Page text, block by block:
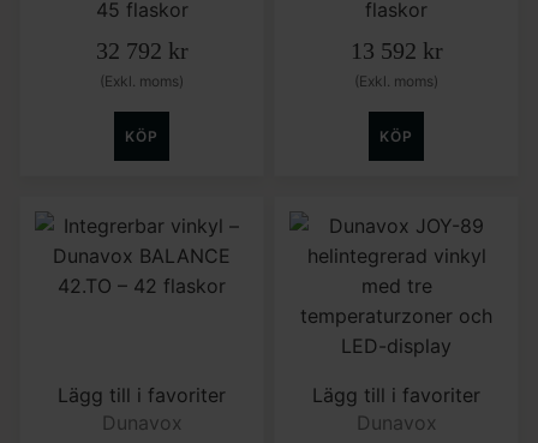
45 flaskor
32 792 kr
(Exkl. moms)
KÖP
flaskor
13 592 kr
(Exkl. moms)
KÖP
Lägg till i favoriter
Dunavox
Lägg till i favoriter
Dunavox